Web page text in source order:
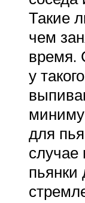
Такие
чем
время.
у
для
пьянки